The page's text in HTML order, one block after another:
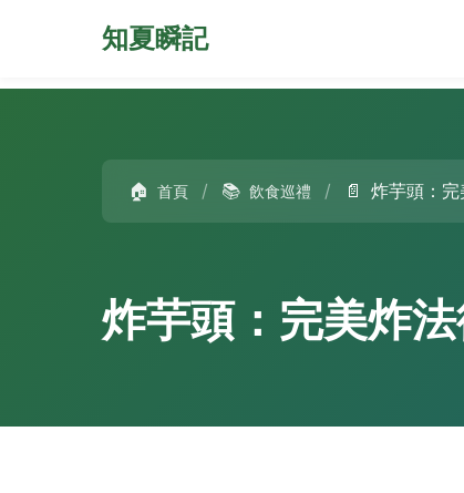
知夏瞬記
🏠 首頁 / 📚 飲食巡禮 / 📄 炸芋頭：
炸芋頭：完美炸